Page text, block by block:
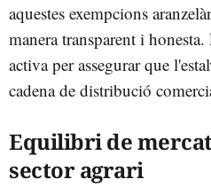
aquestes exempcions
manera transparent i
activa per assegurar que
cadena de distribució
Equilibri de
sector agrari